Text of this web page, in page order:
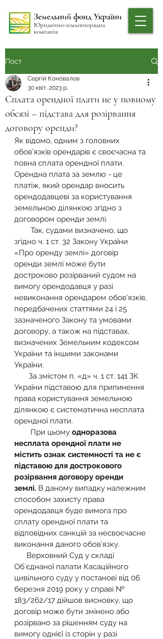
Земельний фонд України
Юридично-землевпорядна
компанія
Пост
Сплата орендної плати не у повному
обсязі – підстава для розірвання
договору оренди?
Сергій Коновалов
30 квіт. 2023 р.
Як відомо, одним з головних
обов’язків орендарів є своєчасна та
повна сплата орендної плати.
Орендна плата за землю - це
платіж, який орендар вносить
орендодавцеві за користування
земельною ділянкою згідно з
договором оренди землі.
Так, судами визначено, що
згідно ч. 1 ст. 32 Закону України
«Про оренду землі» договір
оренди землі може бути
достроково розірваний судом на
вимогу орендодавця у разі
невиконання орендарем обов'язків,
передбачених статтями 24 і 25
зазначеного Закону та умовами
договору, а також на підставах,
визначених Земельним кодексом
України та іншими законами
України.
За змістом п. «д» ч. 1 ст. 141 ЗК
України підставою для припинення
права користування земельною
ділянкою є систематична несплата
орендної плати.
При цьому одноразова
несплата орендної плати не
містить ознак системності та не є
підставою для дострокового
розірвання договору оренди
землі. В даному випадку належним
способом захисту права
орендодавця буде вимога про
сплату орендної плати та
відповідних санкцій за несвоєчасне
виконання даного обов’язку.
Верховний Суд у складі
Об`єднаної палати Касаційного
цивільного суду у постанові від 06
березня 2019 року у справі №
183/262/17 дійшов висновку, що
договір може бути змінено або
розірвано за рішенням суду на
вимогу однієї із сторін у разі